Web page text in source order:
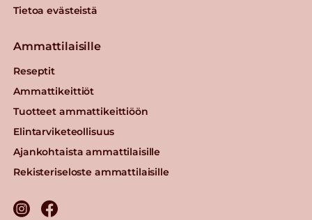
Tietoa evästeistä
Ammattilaisille
Reseptit
Ammattikeittiöt
Tuotteet ammattikeittiöön
Elintarviketeollisuus
Ajankohtaista ammattilaisille
Rekisteriseloste ammattilaisille